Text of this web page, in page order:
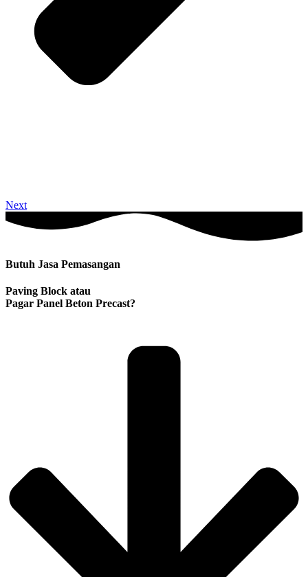
Next
Butuh Jasa Pemasangan
Paving Block atau
Pagar Panel Beton Precast?